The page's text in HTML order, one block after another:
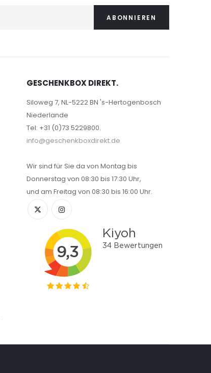
ABONNIEREN
GESCHENKBOX DIREKT.
Siloweg 7, NL-5222 BN 's-Hertogenbosch
Niederlande
Tel: +31 (0)73 5229800.
info@geschenkboxdirekt.de
Wir sind für Sie da von Montag bis
Donnerstag von 08:30 bis 17:30 Uhr,
und am Freitag von 08:30 bis 16:00 Uhr.